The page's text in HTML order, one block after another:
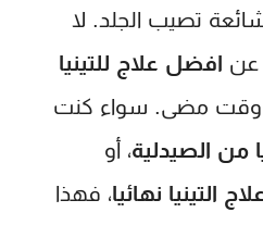
تصيب الجلد. لا
عن افضل علاج للتينيا
مضى. سواء كنت
من الصيدلية، أو
التينيا نهائيا، فهذا